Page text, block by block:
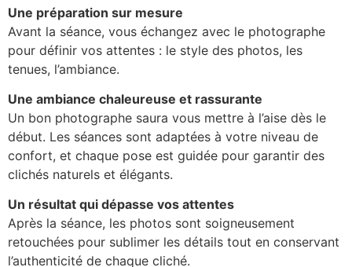
Une préparation sur mesure
Avant la séance, vous échangez avec le photographe
pour définir vos attentes : le style des photos, les
tenues, l’ambiance.
Une ambiance chaleureuse et rassurante
Un bon photographe saura vous mettre à l’aise dès le
début. Les séances sont adaptées à votre niveau de
confort, et chaque pose est guidée pour garantir des
clichés naturels et élégants.
Un résultat qui dépasse vos attentes
Après la séance, les photos sont soigneusement
retouchées pour sublimer les détails tout en conservant
l’authenticité de chaque cliché.